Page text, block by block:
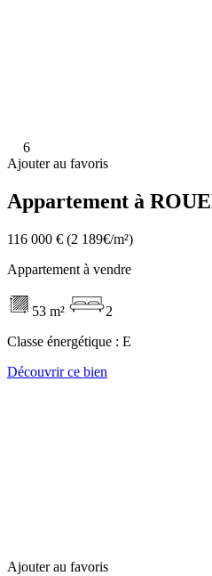
6
Ajouter au favoris
Appartement à
116 000 € (2 189€/m²)
Appartement à vendre
53 m²
2
Classe énergétique : E
Découvrir ce bien
Ajouter au favoris